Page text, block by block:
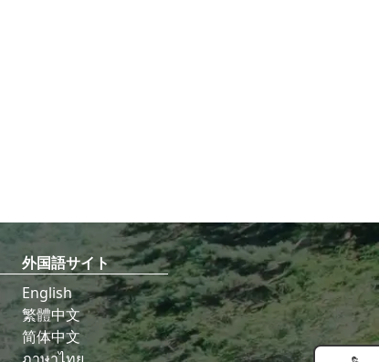
外国語サイト
English
繁體中文
简体中文